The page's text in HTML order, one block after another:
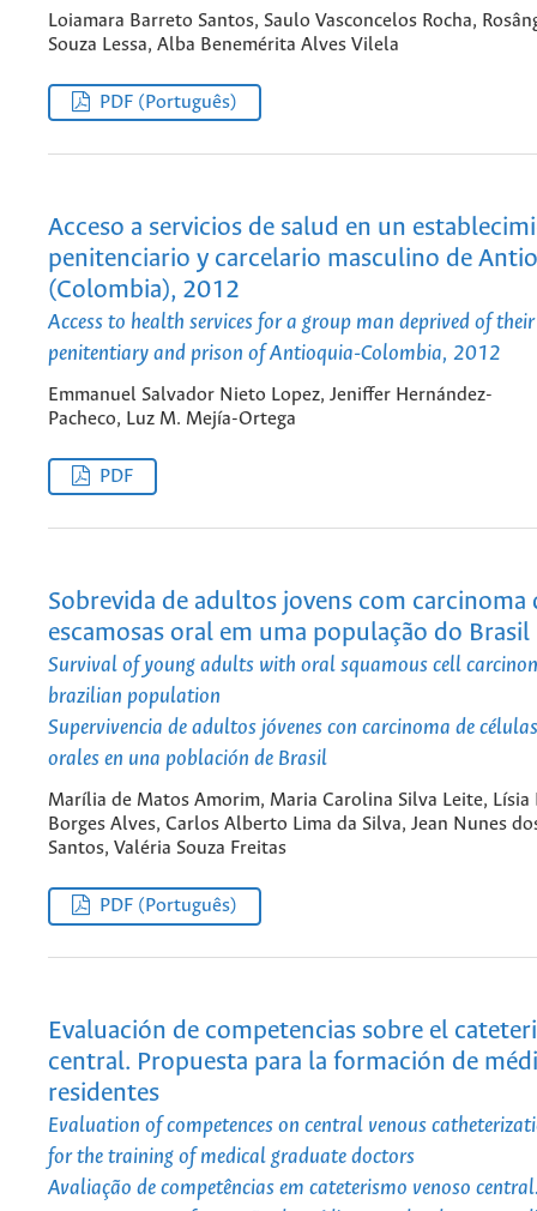
Loiamara Barreto Santos, Saulo Vasconcelos Rocha,
Souza Lessa, Alba Benemérita Alves Vilela
PDF (Português)
Acceso a servicios de salud en un
penitenciario y carcelario masculino de
(Colombia), 2012
Access to health services for a group man deprived of
penitentiary and prison of Antioquia-Colombia, 2012
Emmanuel Salvador Nieto Lopez, Jeniffer Hernández-
Pacheco, Luz M. Mejía-Ortega
PDF
Sobrevida de adultos jovens com carcinoma
escamosas oral em uma população do Brasil
Survival of young adults with oral squamous cell
brazilian population
Supervivencia de adultos jóvenes con carcinoma de
orales en una población de Brasil
Marília de Matos Amorim, Maria Carolina Silva Leite,
Borges Alves, Carlos Alberto Lima da Silva, Jean Nunes
Santos, Valéria Souza Freitas
PDF (Português)
Evaluación de competencias sobre el
central. Propuesta para la formación de
residentes
Evaluation of competences on central venous
for the training of medical graduate doctors
Avaliação de competências em cateterismo venoso